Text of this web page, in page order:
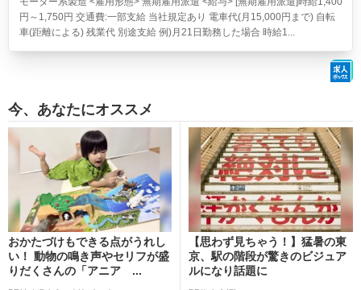
円～1,750円 交通費:一部支給 当社規定あり 電車代(月15,000円まで) 自転
車(距離による) 残業代 別途支給 例)月21日勤務した場合 時給1...
今、あなたにオススメ
おかたづけもできる点がうれし
い！ 動物の鳴き声やセリフが盛
りだくさんの「アニア ...
【思わず見ちゃう！】猛暑の東
京、駅の階段が驚きのビジュア
ルになり話題に